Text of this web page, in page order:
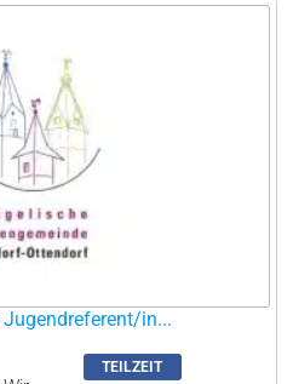
in...
TEILZEIT